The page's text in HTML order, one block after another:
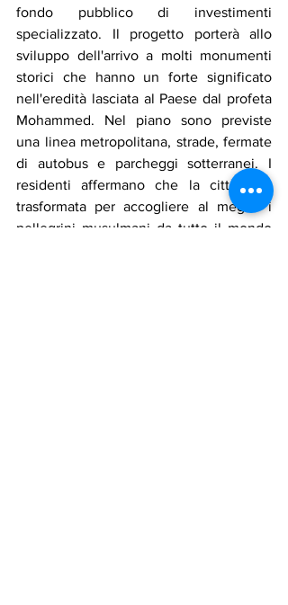
fondo pubblico di investimenti
specializzato. Il progetto porterà allo
sviluppo dell'arrivo a molti monumenti
storici che hanno un forte significato
nell'eredità lasciata al Paese dal profeta
Mohammed. Nel piano sono previste
una linea metropolitana, strade, fermate
di autobus e parcheggi sotterranei. I
residenti affermano che la città sarà
trasformata per accogliere al meglio i
pellegrini musulmani da tutto il mondo